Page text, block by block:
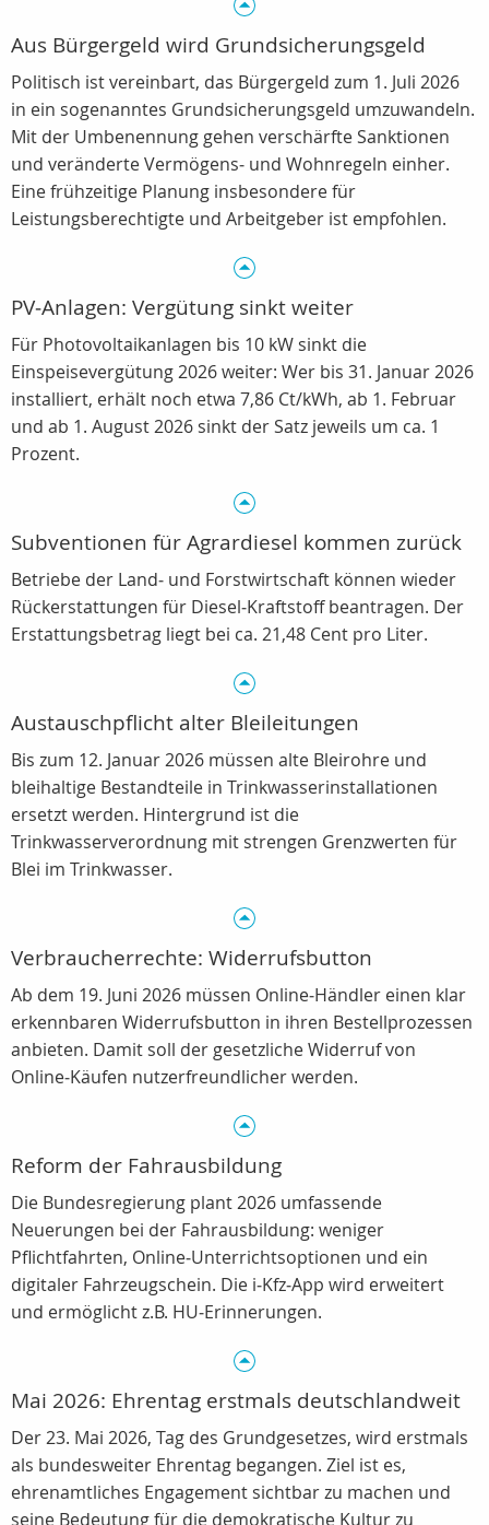
Aus Bürgergeld wird Grundsicherungsgeld
Politisch ist vereinbart, das Bürgergeld zum 1. Juli 2026
in ein sogenanntes Grundsicherungsgeld umzuwandeln.
Mit der Umbenennung gehen verschärfte Sanktionen
und veränderte Vermögens‑ und Wohnregeln einher.
Eine frühzeitige Planung insbesondere für
Leistungsberechtigte und Arbeitgeber ist empfohlen.
PV‑Anlagen: Vergütung sinkt weiter
Für Photovoltaikanlagen bis 10 kW sinkt die
Einspeisevergütung 2026 weiter: Wer bis 31. Januar 2026
installiert, erhält noch etwa 7,86 Ct/kWh, ab 1. Februar
und ab 1. August 2026 sinkt der Satz jeweils um ca. 1
Prozent.
Subventionen für Agrardiesel kommen zurück
Betriebe der Land‑ und Forstwirtschaft können wieder
Rückerstattungen für Diesel‑Kraftstoff beantragen. Der
Erstattungsbetrag liegt bei ca. 21,48 Cent pro Liter.
Austauschpflicht alter Bleileitungen
Bis zum 12. Januar 2026 müssen alte Bleirohre und
bleihaltige Bestandteile in Trinkwasserinstallationen
ersetzt werden. Hintergrund ist die
Trinkwasserverordnung mit strengen Grenzwerten für
Blei im Trinkwasser.
Verbraucherrechte: Widerrufsbutton
Ab dem 19. Juni 2026 müssen Online‑Händler einen klar
erkennbaren Widerrufsbutton in ihren Bestellprozessen
anbieten. Damit soll der gesetzliche Widerruf von
Online‑Käufen nutzerfreundlicher werden.
Reform der Fahrausbildung
Die Bundesregierung plant 2026 umfassende
Neuerungen bei der Fahrausbildung: weniger
Pflichtfahrten, Online‑Unterrichtsoptionen und ein
digitaler Fahrzeugschein. Die i‑Kfz‑App wird erweitert
und ermöglicht z.B. HU‑Erinnerungen.
Mai 2026: Ehrentag erstmals deutschlandweit
Der 23. Mai 2026, Tag des Grundgesetzes, wird erstmals
als bundesweiter Ehrentag begangen. Ziel ist es,
ehrenamtliches Engagement sichtbar zu machen und
seine Bedeutung für die demokratische Kultur zu